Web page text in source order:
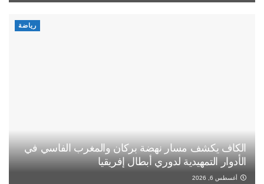
رياضة
الكاف يكشف مسار نهضة بركان والمغرب الفاسي في
الأدوار التمهيدية لدوري أبطال إفريقيا
أغسطس 6, 2026